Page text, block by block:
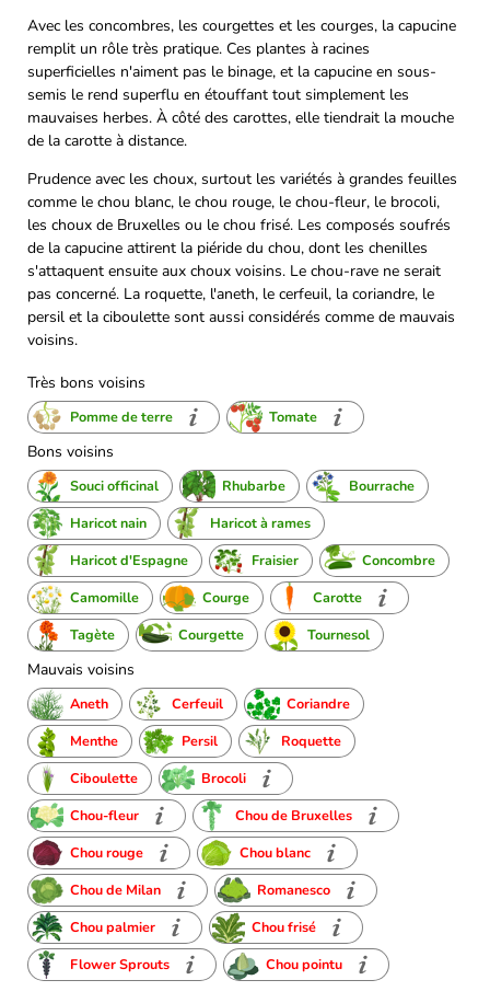
Avec les concombres, les courgettes et les courges, la capucine
remplit un rôle très pratique. Ces plantes à racines
superficielles n'aiment pas le binage, et la capucine en sous-
semis le rend superflu en étouffant tout simplement les
mauvaises herbes. À côté des carottes, elle tiendrait la mouche
de la carotte à distance.
Prudence avec les choux, surtout les variétés à grandes feuilles
comme le chou blanc, le chou rouge, le chou-fleur, le brocoli,
les choux de Bruxelles ou le chou frisé. Les composés soufrés
de la capucine attirent la piéride du chou, dont les chenilles
s'attaquent ensuite aux choux voisins. Le chou-rave ne serait
pas concerné. La roquette, l'aneth, le cerfeuil, la coriandre, le
persil et la ciboulette sont aussi considérés comme de mauvais
voisins.
Très bons voisins
Pomme de terre Tomate
Bons voisins
Souci officinal Rhubarbe
Bourrache
Haricot nain
Haricot à rames
Haricot d'Espagne
Fraisier
Concombre
Camomille
Courge
Carotte
Tagète
Courgette Tournesol
Mauvais voisins
Aneth Cerfeuil
Coriandre
Menthe
Persil
Roquette
Ciboulette
Brocoli
Chou-fleur
Chou de Bruxelles
Chou rouge
Chou blanc
Chou de Milan
Romanesco
Chou palmier
Chou frisé
Flower Sprouts
Chou pointu